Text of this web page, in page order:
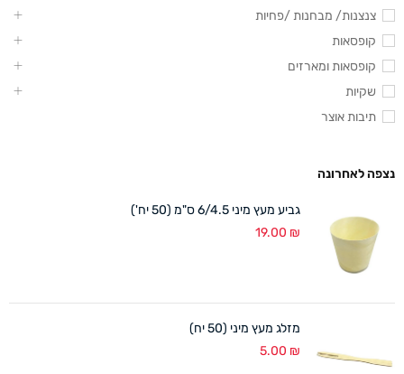
צנצנות/ מבחנות /פחיות
קופסאות
קופסאות ומארזים
שקיות
תיבות אוצר
נצפה לאחרונה
גביע מעץ מיני 6/4.5 ס"מ (50 יח')
19.00 ₪
מזלג מעץ מיני (50 יח)
5.00 ₪